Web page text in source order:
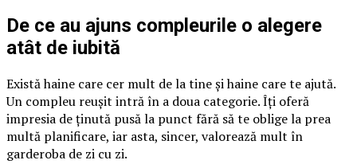
De ce au ajuns compleurile o alegere
atât de iubită
Există haine care cer mult de la tine și haine care te ajută.
Un compleu reușit intră în a doua categorie. Îți oferă
impresia de ținută pusă la punct fără să te oblige la prea
multă planificare, iar asta, sincer, valorează mult în
garderoba de zi cu zi.